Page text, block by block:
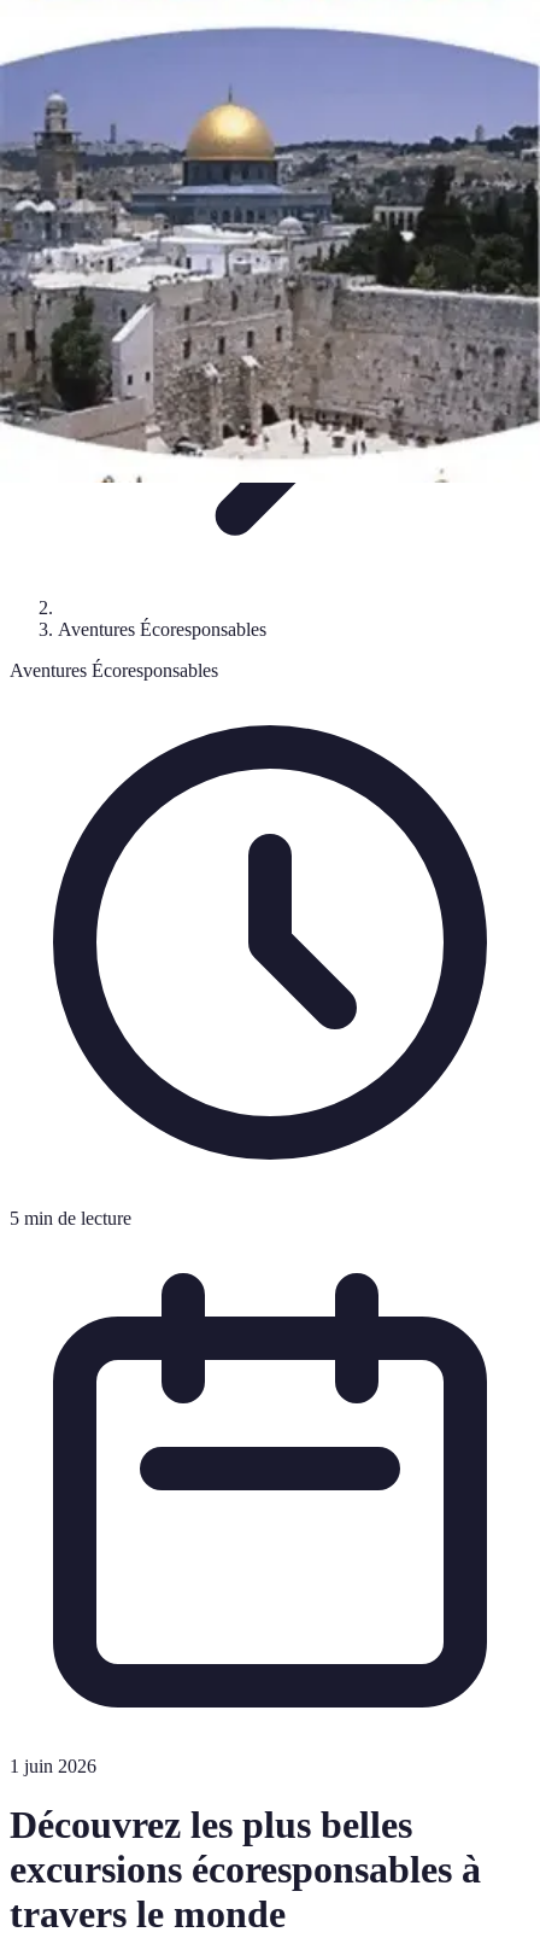
Voyage DurableSécurité en voyage Voyage ÉcoresponsableVoyages
en Solo
Globe Explore
Aventures Écoresponsables
Aventures Écoresponsables
5 min de lecture
1 juin 2026
Découvrez les plus belles
excursions écoresponsables à
travers le monde